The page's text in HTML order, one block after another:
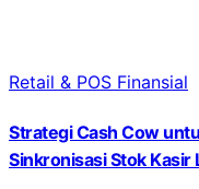
Retail & POS Finansial
Strategi Cash Cow
Sinkronisasi Stok